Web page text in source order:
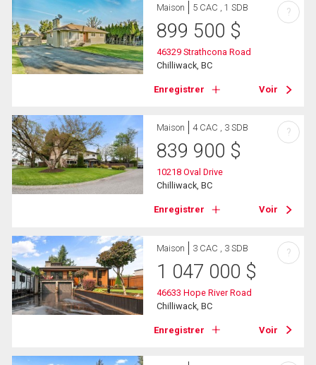
Maison 5 CAC , 1 SDB
899 500 $
46329 Strathcona Road
Chilliwack, BC
Enregistrer Voir
?
Maison 4 CAC , 3 SDB
839 900 $
10218 Oval Drive
Chilliwack, BC
Enregistrer Voir
?
Maison 3 CAC , 3 SDB
1 047 000 $
46633 Hope River Road
Chilliwack, BC
Enregistrer Voir
?